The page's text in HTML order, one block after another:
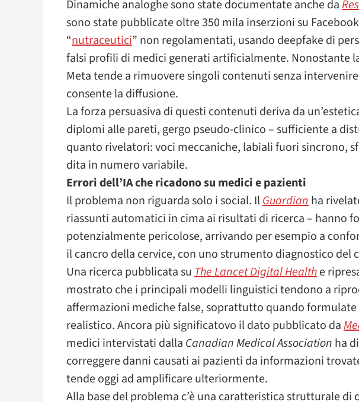
Dinamiche analoghe sono state documentate anche da
sono state pubblicate oltre 350 mila inserzioni su
“nutraceutici” non regolamentati, usando deepfake di
falsi profili di medici generati artificialmente. Nonostante
Meta tende a rimuovere singoli contenuti senza
consente la diffusione.
La forza persuasiva di questi contenuti deriva da
diplomi alle pareti, gergo pseudo-clinico – sufficiente a
quanto rivelatori: voci meccaniche, labiali fuori sincrono,
dita in numero variabile.
Errori dell’IA che ricadono su medici e pazienti
Il problema non riguarda solo i social. IlGuardianha
riassunti automatici in cima ai risultati di ricerca – hanno
potenzialmente pericolose, arrivando per esempio a
il cancro della cervice, con uno strumento diagnostico del
Una ricerca pubblicata suThe Lancet Digital Healthe
mostrato che i principali modelli linguistici tendono a
affermazioni mediche false, soprattutto quando
realistico. Ancora più significatovo il dato pubblicato da
medici intervistati dalla Canadian Medical Association ha
correggere danni causati ai pazienti da informazioni
tende oggi ad amplificare ulteriormente.
Alla base del problema c’è una caratteristica strutturale